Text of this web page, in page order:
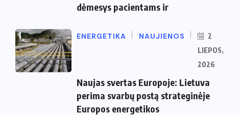
dėmesys pacientams ir
ENERGETIKA NAUJIENOS
2
LIEPOS,
2026
Naujas svertas Europoje: Lietuva
perima svarbų postą strateginėje
Europos energetikos